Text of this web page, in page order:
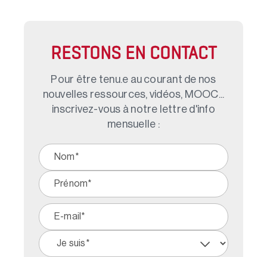
RESTONS EN CONTACT
Pour être tenu.e au courant de nos
nouvelles ressources, vidéos, MOOC...
inscrivez-vous à notre lettre d'info
mensuelle :